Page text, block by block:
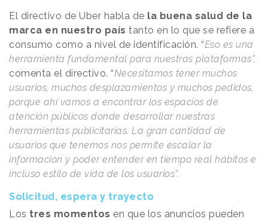
El directivo de Uber habla de la buena salud de la
marca en nuestro país tanto en lo que se refiere a
consumo como a nivel de identificación. “Eso es una
herramienta fundamental para nuestras plataformas”,
comenta el directivo. “Necesitamos tener muchos
usuarios, muchos desplazamientos y muchos pedidos,
porque ahí vamos a encontrar los espacios de
atención públicos donde desarrollar nuestras
herramientas publicitarias. La gran cantidad de
usuarios que tenemos nos permite escalar la
información y poder entender en tiempo real hábitos e
incluso estilo de vida de los usuarios”.
Solicitud, espera y trayecto
Los tres momentos en que los anuncios pueden